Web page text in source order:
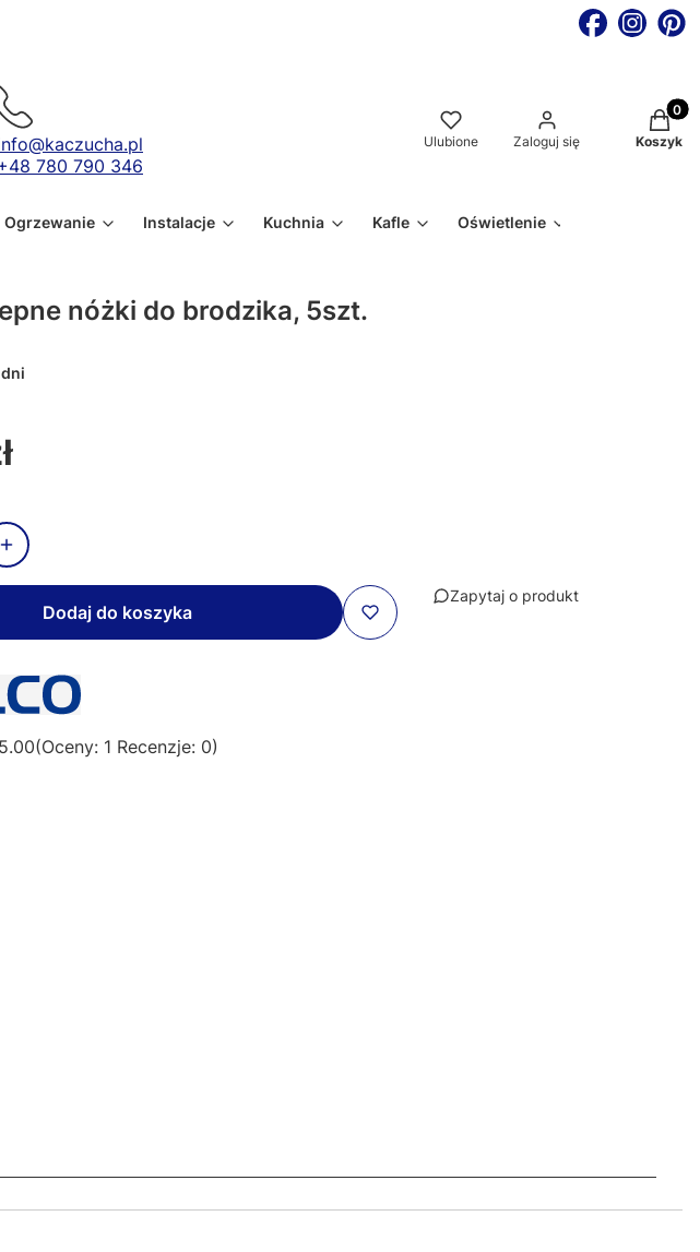
780 790 346
Ulubione Zaloguj się Koszyk
Ogrzewanie Instalacje Kuchnia Kafle Oświetlenie
nóżki do brodzika, 5szt.
Dodaj do koszyka
Zapytaj o produkt
5.00(Oceny: 1 Recenzje: 0)